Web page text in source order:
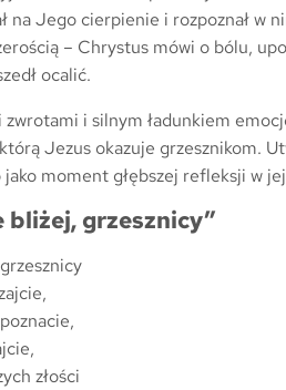
na Jego cierpienie i rozpoznał w
– Chrystus mówi o bólu,
ocalić.
zwrotami i silnym ładunkiem
Jezus okazuje grzesznikom.
jako moment głębszej refleksji w
grzesznicy”
złości